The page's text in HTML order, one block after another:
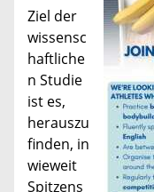
Ziel der
wissensc
haftliche
n Studie
ist es,
herauszu
finden, in
wieweit
Spitzens